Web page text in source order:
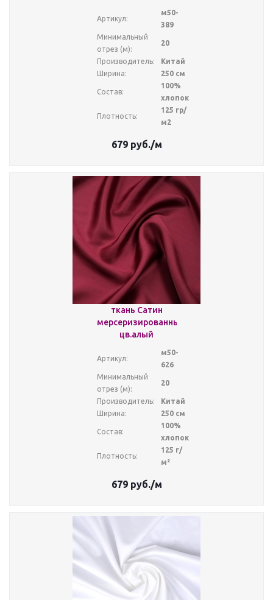
Артикул:
м50-
389
Минимальный
отрез (м):
20
Производитель:
Китай
Ширина:
250 см
Состав:
100%
хлопок
Плотность:
125 гр/
м2
679руб./м
ткань Сатин
мерсеризированный
цв.алый
Артикул:
м50-
626
Минимальный
отрез (м):
20
Производитель:
Китай
Ширина:
250 см
Состав:
100%
хлопок
Плотность:
125 г/
м²
679руб./м